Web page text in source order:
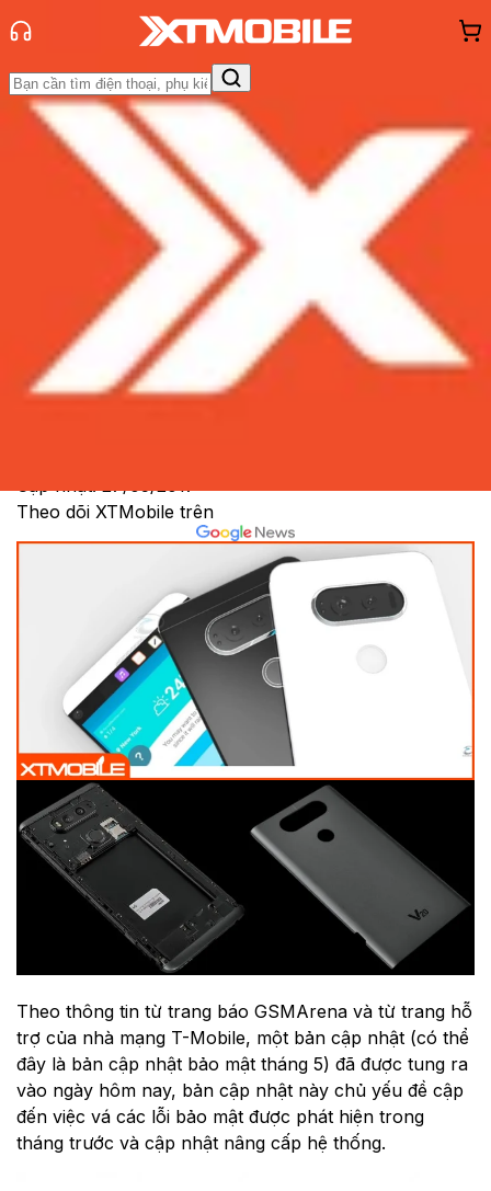
Trang chủ
Tin tức
Tin Mới
Đánh Giá - Trên TaySo Sánh Tư vấnKhuyến
Hỏi đáp App - Game Thông báo
hàng - Sự kiện
LG V20 nhận bản cập nhật mới, vá
lỗi và nâng cấp bảo mật
Cập nhật:27/05/2017
Theo dõi XTMobile trên
Theo thông tin từ trang báo GSMArena và từ trang hỗ
trợ của nhà mạng T-Mobile, một bản cập nhật (có thể
đây là bản cập nhật bảo mật tháng 5) đã được tung ra
vào ngày hôm nay, bản cập nhật này chủ yếu đề cập
đến việc vá các lỗi bảo mật được phát hiện trong
tháng trước và cập nhật nâng cấp hệ thống.